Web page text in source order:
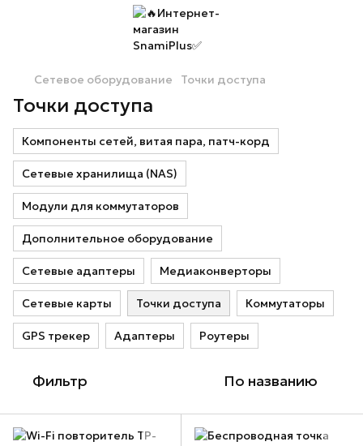
Сетевое оборудование Точки доступа
Точки доступа
Компоненты сетей, витая пара, патч-корд
Сетевые хранилища (NAS)
Модули для коммутаторов
Дополнительное оборудование
Сетевые адаптеры Медиаконверторы
Сетевые карты Точки доступа Коммутаторы
GPS трекер Адаптеры Роутеры
Фильтр По названию